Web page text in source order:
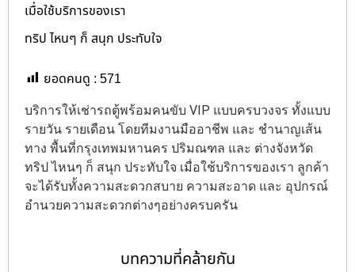
เมื่อใช้บริการของเรา
ทริป ไหนๆ ก็ สนุก ประทับใจ
ยอดคนดู : 571
บริการให้เช่ารถตู้พร้อมคนขับ VIP แบบครบวงจร ทั้งแบบ
รายวัน รายเดือน โดยทีมงานมืออาชีพ และ ชำนาญเส้น
ทาง พื้นที่กรุงเทพมหานคร ปริมณฑล และ ต่างจังหวัด
ทริป ไหนๆ ก็ สนุก ประทับใจ เมื่อใช้บริการของเรา ลูกค้า
จะได้รับทั้งความสะดวกสบาย ความสะอาด และ อุปกรณ์
อำนวยความสะดวกต่างๆอย่างครบครัน
บทความที่คล้ายกัน